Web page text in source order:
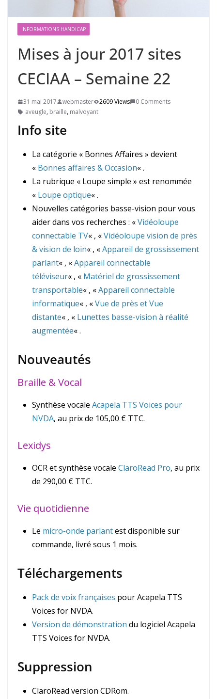
INFORMATIONS HANDICAP
Mises à jour 2017 sites
CECIAA – Semaine 22
31 mai 2017 webmaster 2609 Views
0 Comments
aveugle, braille, malvoyant
Info site
La catégorie « Bonnes Affaires » devient
« Bonnes affaires & Occasion« .
La rubrique « Loupe simple » est renommée
« Loupe optique« .
Nouvelles catégories basse-vision pour vous
aider dans vos recherches : «Vidéoloupe
connectable TV« , «Vidéoloupe vision de près
& vision de loin« , «Appareil de grossissement
parlant« , «Appareil connectable
téléviseur« , « Matériel de grossissement
transportable« , «Appareil connectable
informatique« , «Vue de près et Vue
distante« , « Lunettes basse-vision à réalité
augmentée« .
Nouveautés
Braille & Vocal
Synthèse vocale Acapela TTS Voices pour
NVDA, au prix de 105,00 € TTC.
Lexidys
OCR et synthèse vocale ClaroRead Pro, au prix
de 290,00 € TTC.
Vie quotidienne
Le micro-onde parlantest disponible sur
commande, livré sous 1 mois.
Téléchargements
Pack de voix françaises pour Acapela TTS
Voices for NVDA.
Version de démonstration du logiciel Acapela
TTS Voices for NVDA.
Suppression
ClaroRead version CDRom.